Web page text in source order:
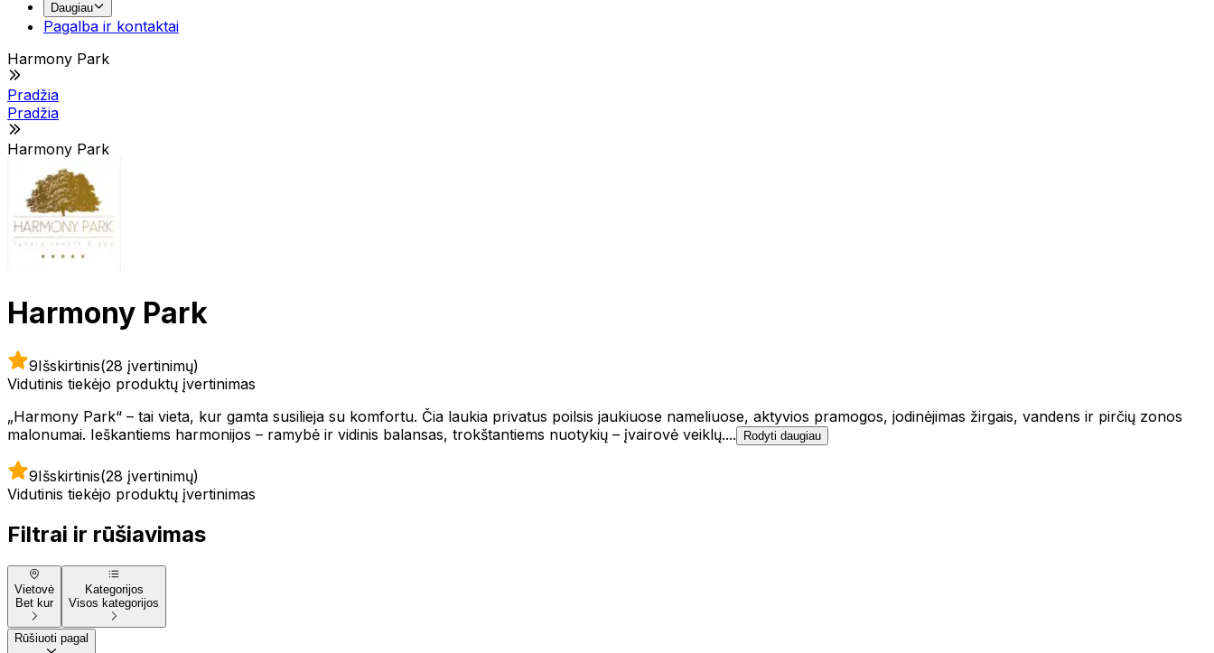
Daugiau
Pagalba ir kontaktai
Harmony Park
Pradžia
Pradžia
Harmony Park
Harmony Park
9Išskirtinis(28 įvertinimų)
Vidutinis tiekėjo produktų įvertinimas
„Harmony Park“ – tai vieta, kur gamta susilieja su komfortu. Čia laukia privatus poilsis jaukiuose nameliuose, aktyvios pramogos, jodinėjimas žirgais, vandens ir pirčių zonos
malonumai. Ieškantiems harmonijos – ramybė ir vidinis balansas, trokštantiems nuotykių – įvairovė veiklų....
Rodyti daugiau
9Išskirtinis(28 įvertinimų)
Vidutinis tiekėjo produktų įvertinimas
Filtrai ir rūšiavimas
Vietovė
Bet kur
Kategorijos
Visos kategorijos
Rūšiuoti pagal